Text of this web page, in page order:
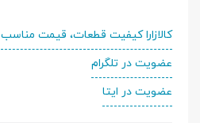
کالازارا کیفیت قطعات، قیمت مناسب
عضویت در تلگرام
عضویت در ایتا